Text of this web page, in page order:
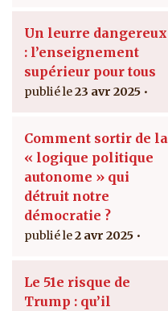
Un leurre dangereux
: l’enseignement
supérieur pour tous
23 avr 2025
Comment sortir de la
« logique politique
autonome » qui
détruit notre
démocratie ?
2 avr 2025
Le 51e risque de
Trump : qu’il